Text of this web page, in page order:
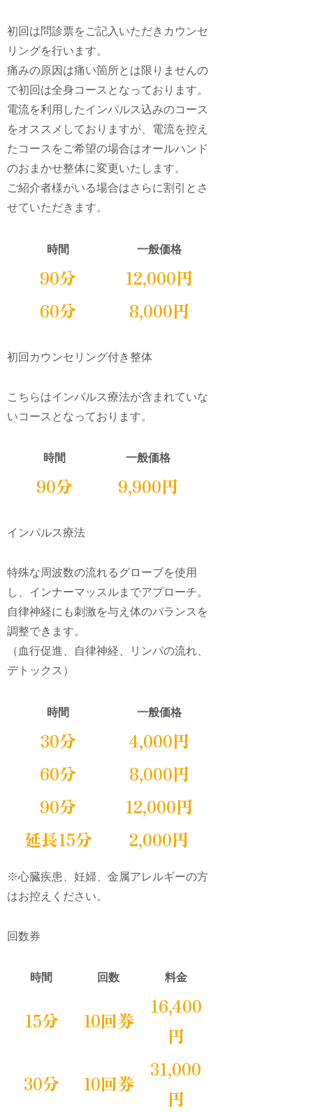
初回は問診票をご記入いただきカウンセ
リングを行います。
痛みの原因は痛い箇所とは限りませんの
で初回は全身コースとなっております。
電流を利用したインパルス込みのコース
をオススメしておりますが、電流を控え
たコースをご希望の場合はオールハンド
のおまかせ整体に変更いたします。
ご紹介者様がいる場合はさらに割引とさ
せていただきます。
時間 一般価格
90分
12,000円
60分
8,000円
初回カウンセリング付き整体
こちらはインパルス療法が含まれていな
いコースとなっております。
時間 一般価格
90分 9,900円
インパルス療法
特殊な周波数の流れるグローブを使用
し、インナーマッスルまでアプローチ。
自律神経にも刺激を与え体のバランスを
調整できます。
（血行促進、自律神経、リンパの流れ、
デトックス）
時間 一般価格
30分
4,000円
60分
8,000円
90分
12,000円
延長15分
2,000円
※心臓疾患、妊婦、金属アレルギーの方
はお控えください。
回数券
時間 回数 料金
15分 10回券
16,400
円
30分
10回券
31,000
円